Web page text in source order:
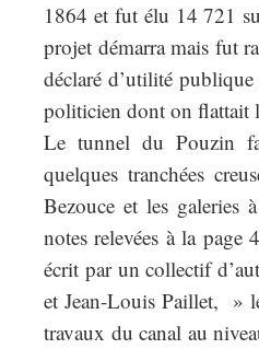
1864 et fut élu 14 721
projet démarra mais fut
déclaré d’utilité
politicien dont on flattait
Le tunnel du Pouzin
quelques tranchées
Bezouce et les galeries
notes relevées à la page
écrit par un collectif
et Jean-Louis Paillet, »
travaux du canal au